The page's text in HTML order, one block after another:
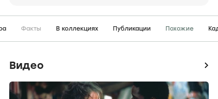
Факты В коллекциях Публикации Похожие
Видео icon